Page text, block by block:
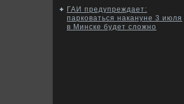
ГАИ предупреждает:
парковаться накануне 3 июля
в Минске будет сложно